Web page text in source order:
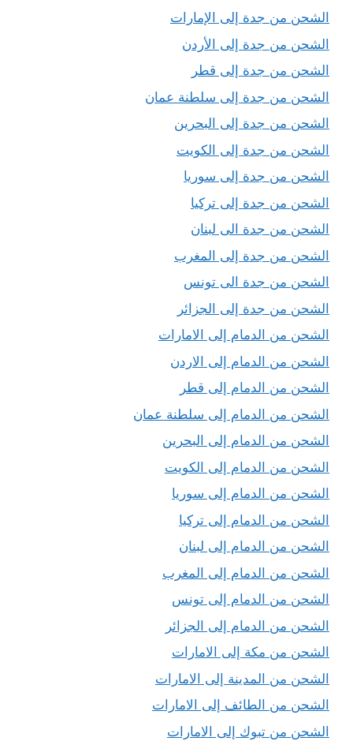
الشحن من جدة إلى الإمارات
الشحن من جدة إلى الأردن
الشحن من جدة إلى قطر
الشحن من جدة إلى سلطنة عمان
الشحن من جدة إلى البحرين
الشحن من جدة إلى الكويت
الشحن من جدة إلى سوريا
الشحن من جدة إلى تركيا
الشحن من جدة الى لبنان
الشحن من جدة إلى المغرب
الشحن من جدة الى تونس
الشحن من جدة إلى الجزائر
الشحن من الدمام إلى الامارات
الشحن من الدمام إلى الاردن
الشحن من الدمام إلى قطر
الشحن من الدمام إلى سلطنة عمان
الشحن من الدمام إلى البحرين
الشحن من الدمام إلى الكويت
الشحن من الدمام إلى سوريا
الشحن من الدمام إلى تركيا
الشحن من الدمام إلى لبنان
الشحن من الدمام إلى المغرب
الشحن من الدمام إلى تونس
الشحن من الدمام إلى الجزائر
الشحن من مكة إلى الامارات
الشحن من المدينة إلى الامارات
الشحن من الطائف إلى الامارات
الشحن من تبوك إلى الامارات